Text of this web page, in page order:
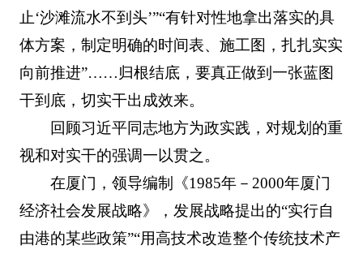
止‘沙滩流水不到头’”“有针对性地拿出落实的具
体方案，制定明确的时间表、施工图，扎扎实实
向前推进”……归根结底，要真正做到一张蓝图
干到底，切实干出成效来。
回顾习近平同志地方为政实践，对规划的重
视和对实干的强调一以贯之。
在厦门，领导编制《1985年－2000年厦门
经济社会发展战略》，发展战略提出的“实行自
由港的某些政策”“用高技术改造整个传统技术产